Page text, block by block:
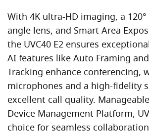
With 4K ultra-HD imaging, a
angle lens, and Smart Area
the UVC40 E2 ensures
AI features like Auto Framing
Tracking enhance conferencing,
microphones and a high-fidelity
excellent call quality.
Device Management Platform,
choice for seamless